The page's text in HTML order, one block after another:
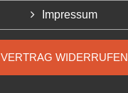
Impressum
VERTRAG WIDERRUFEN